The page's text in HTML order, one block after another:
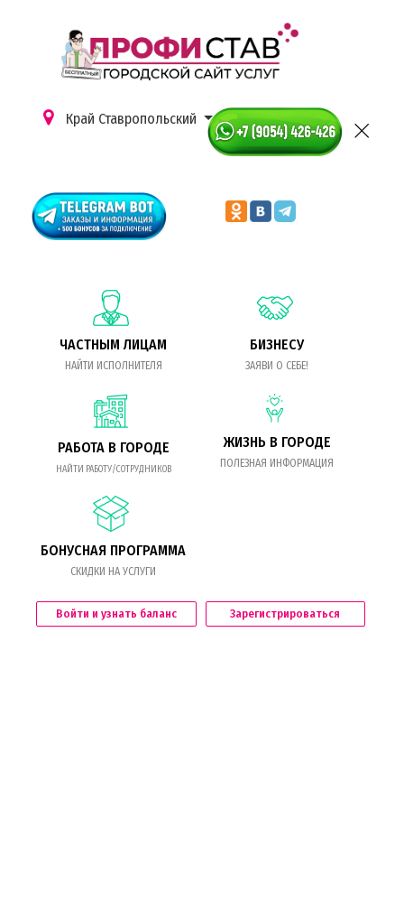
Край Ставропольский
ЧАСТНЫМ ЛИЦАМ
НАЙТИ ИСПОЛНИТЕЛЯ
БИЗНЕСУ
ЗАЯВИ О СЕБЕ!
РАБОТА В ГОРОДЕ
НАЙТИ РАБОТУ/СОТРУДНИКОВ
ЖИЗНЬ В ГОРОДЕ
ПОЛЕЗНАЯ ИНФОРМАЦИЯ
БОНУСНАЯ ПРОГРАММА
СКИДКИ НА УСЛУГИ
Войти и узнать баланс Зарегистрироваться